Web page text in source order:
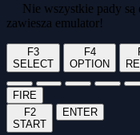
Nie wszystkie pady są
zawiesza emulator!
F3
SELECT
F4
OPTION
FIRE
F2
START
ENTER